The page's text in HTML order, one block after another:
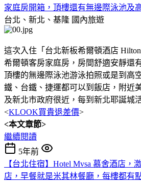
家庭房開箱，頂樓還有無邊際泳池及
台北、新北、基隆 國內旅遊
這次入住「台北新板希爾頓酒店 Hilton
希爾頓客房家庭房，房間舒適安靜還
頂樓的無邊際泳池游泳拍照或是到高
鐵、台鐵、捷運都可以到飯店，附近
及新北市政府很近，每到新北耶誕城
<KLOOK買貴退差價>
<本文章節>
繼續閱讀
5年前
【台北住宿】Hotel Mvsa 慕舍酒店，
店，早餐就是米其林餐廳，每樓都有